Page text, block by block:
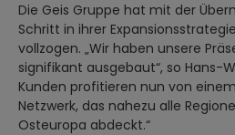
Die Geis Gruppe hat mit der
Schritt in ihrer
vollzogen. „Wir haben unsere
signifikant ausgebaut“, so Hans-
Kunden profitieren nun von
Netzwerk, das nahezu alle
Osteuropa abdeckt.“